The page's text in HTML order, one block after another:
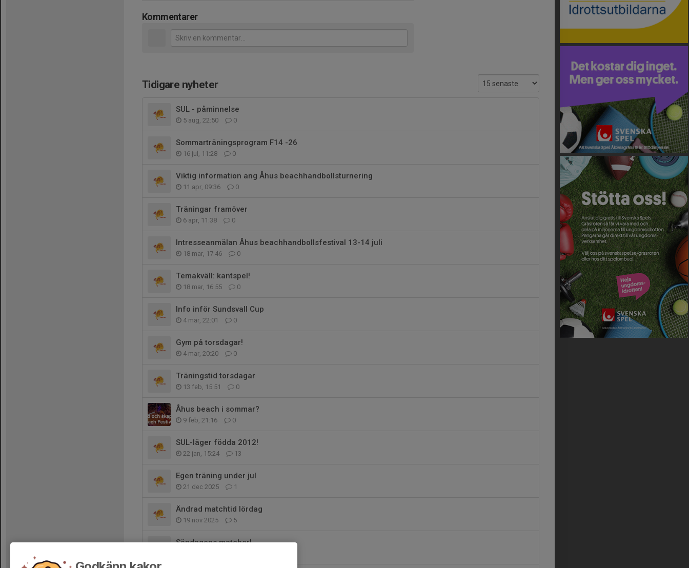
Kommentarer
Tidigare nyheter
SUL - påminnelse
5 aug, 22:50 0
Sommarträningsprogram F14 -26
16 jul, 11:28 0
Viktig information ang Åhus beachhandbollsturnering
11 apr, 09:36 0
Träningar framöver
6 apr, 11:38 0
Intresseanmälan Åhus beachhandbollsfestival 13-14 juli
18 mar, 17:46 0
Temakväll: kantspel!
18 mar, 16:55 0
Info inför Sundsvall Cup
4 mar, 22:01 0
Gym på torsdagar!
4 mar, 20:20 0
Träningstid torsdagar
13 feb, 15:51 0
Åhus beach i sommar?
9 feb, 21:16 0
SUL-läger födda 2012!
22 jan, 15:24 13
Egen träning under jul
21 dec 2025 1
Ändrad matchtid lördag
19 nov 2025 5
Söndagens matcher!